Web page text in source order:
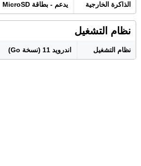
الذاكرة الخارجية يدعم - بطاقة MicroSD
نظام التشغيل
نظام التشغيل اندرويد 11 (نسخة Go)